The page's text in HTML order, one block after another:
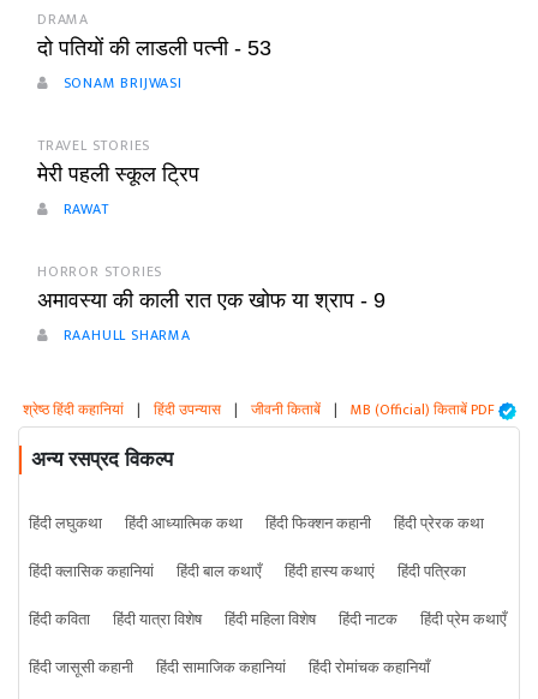
DRAMA
दो पतियों की लाडली पत्नी - 53
SONAM BRIJWASI
TRAVEL STORIES
मेरी पहली स्कूल ट्रिप
RAWAT
HORROR STORIES
अमावस्या की काली रात एक खोफ या श्राप - 9
RAAHULL SHARMA
श्रेष्ठ हिंदी कहानियां | हिंदी उपन्यास | जीवनी किताबें | MB (Official) किताबें PDF
अन्य रसप्रद विकल्प
हिंदी लघुकथा हिंदी आध्यात्मिक कथा हिंदी फिक्शन कहानी
हिंदी प्रेरक कथा
हिंदी क्लासिक कहानियां
हिंदी बाल कथाएँ हिंदी हास्य कथाएं
हिंदी पत्रिका
हिंदी कविता
हिंदी यात्रा विशेष हिंदी महिला विशेष हिंदी नाटक
हिंदी प्रेम कथाएँ
हिंदी जासूसी कहानी
हिंदी सामाजिक कहानियां
हिंदी रोमांचक कहानियाँ